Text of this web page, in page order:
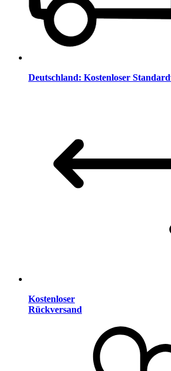
Deutschland: Kostenloser
Kostenloser
Rückversand